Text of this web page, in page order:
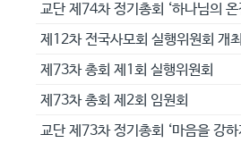
제12차 전국사모회 실행위원회 개최
제73차 총회 제1회 실행위원회
제73차 총회 제2회 임원회